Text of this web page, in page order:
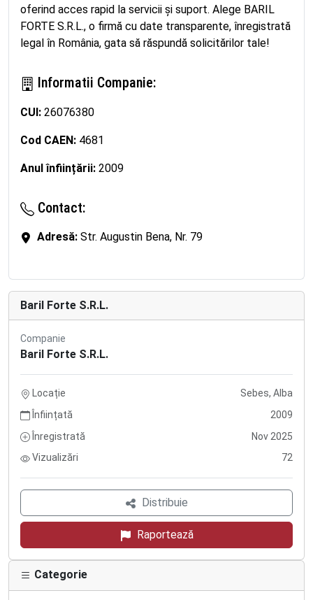
oferind acces rapid la servicii și suport. Alege BARIL
FORTE S.R.L., o firmă cu date transparente, înregistrată
legal în România, gata să răspundă solicitărilor tale!
Informatii Companie:
CUI: 26076380
Cod CAEN: 4681
Anul înființării: 2009
Contact:
Adresă: Str. Augustin Bena, Nr. 79
Baril Forte S.R.L.
Companie
Baril Forte S.R.L.
Locație
Sebes, Alba
Înființată
2009
Înregistrată
Nov 2025
Vizualizări
72
Distribuie
Raportează
Categorie